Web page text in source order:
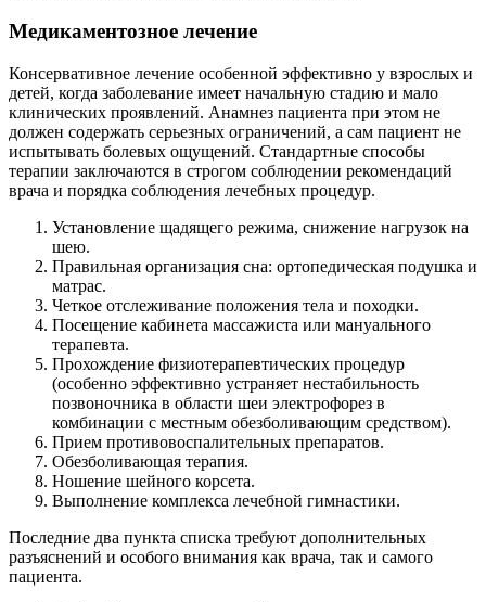
Медикаментозное лечение
Консервативное лечение особенной эффективно у взрослых и
детей, когда заболевание имеет начальную стадию и мало
клинических проявлений. Анамнез пациента при этом не
должен содержать серьезных ограничений, а сам пациент не
испытывать болевых ощущений. Стандартные способы
терапии заключаются в строгом соблюдении рекомендаций
врача и порядка соблюдения лечебных процедур.
Установление щадящего режима, снижение нагрузок на
шею.
Правильная организация сна: ортопедическая подушка и
матрас.
Четкое отслеживание положения тела и походки.
Посещение кабинета массажиста или мануального
терапевта.
Прохождение физиотерапевтических процедур
(особенно эффективно устраняет нестабильность
позвоночника в области шеи электрофорез в
комбинации с местным обезболивающим средством).
Прием противовоспалительных препаратов.
Обезболивающая терапия.
Ношение шейного корсета.
Выполнение комплекса лечебной гимнастики.
Последние два пункта списка требуют дополнительных
разъяснений и особого внимания как врача, так и самого
пациента.